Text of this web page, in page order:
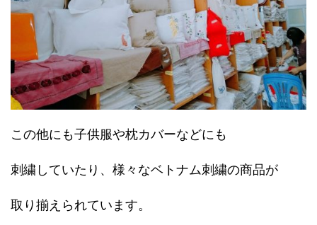
この他にも子供服や枕カバーなどにも
刺繍していたり、様々なベトナム刺繍の商品が
取り揃えられています。